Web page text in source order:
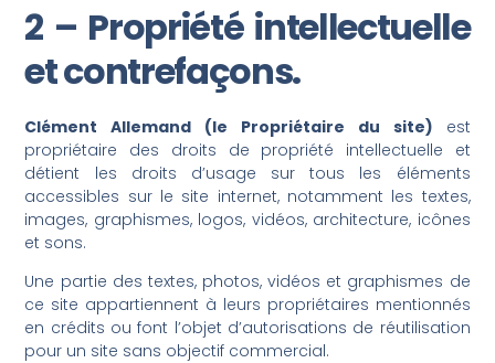
2 – Propriété intellectuelle
et contrefaçons.
Clément Allemand (le Propriétaire du site) est
propriétaire des droits de propriété intellectuelle et
détient les droits d’usage sur tous les éléments
accessibles sur le site internet, notamment les textes,
images, graphismes, logos, vidéos, architecture, icônes
et sons.
Une partie des textes, photos, vidéos et graphismes de
ce site appartiennent à leurs propriétaires mentionnés
en crédits ou font l’objet d’autorisations de réutilisation
pour un site sans objectif commercial.